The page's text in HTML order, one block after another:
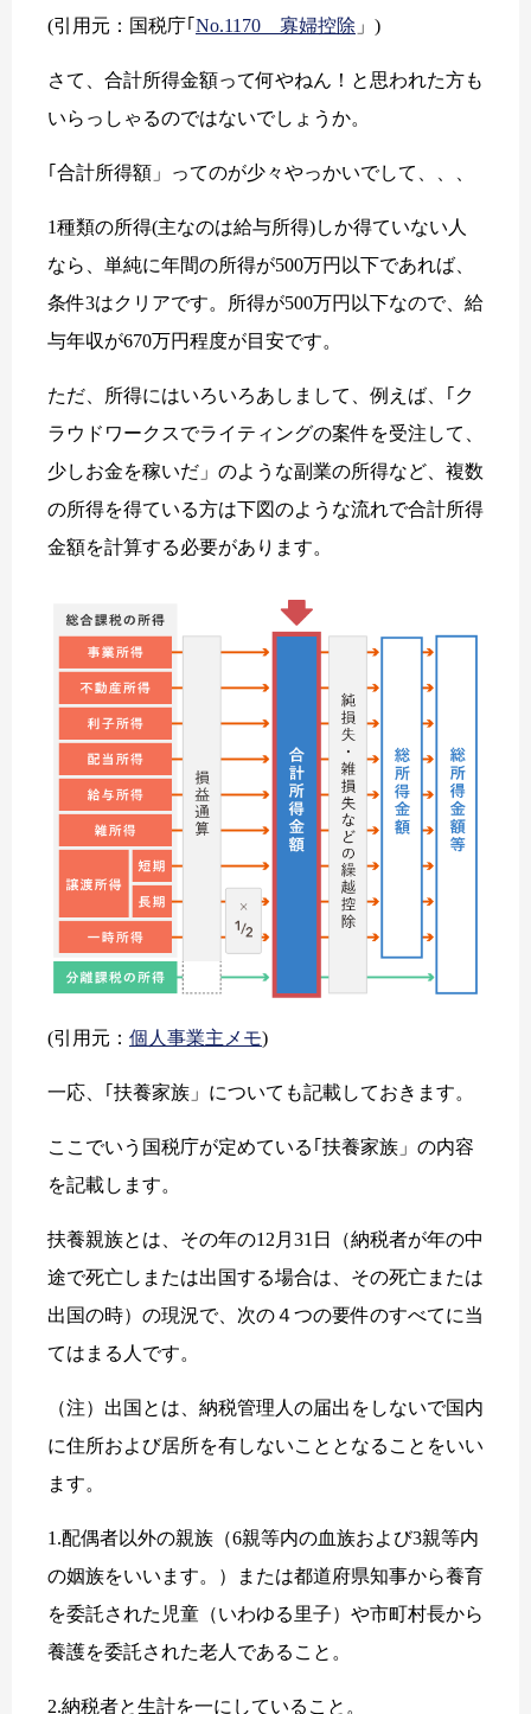
(引用元：国税庁｢ No.1170 寡婦控除 」)
さて、合計所得金額って何やねん！と思われた方も
いらっしゃるのではないでしょうか。
｢合計所得額」ってのが少々やっかいでして、、、
1種類の所得(主なのは給与所得)しか得ていない人
なら、単純に年間の所得が500万円以下であれば、
条件3はクリアです。所得が500万円以下なので、給
与年収が670万円程度が目安です。
ただ、所得にはいろいろあしまして、例えば、｢ク
ラウドワークスでライティングの案件を受注して、
少しお金を稼いだ」のような副業の所得など、複数
の所得を得ている方は下図のような流れで合計所得
金額を計算する必要があります。
(引用元： 個人事業主メモ)
一応、｢扶養家族」についても記載しておきます。
ここでいう国税庁が定めている｢扶養家族」の内容
を記載します。
扶養親族とは、その年の12月31日（納税者が年の中
途で死亡しまたは出国する場合は、その死亡または
出国の時）の現況で、次の４つの要件のすべてに当
てはまる人です。
（注）出国とは、納税管理人の届出をしないで国内
に住所および居所を有しないこととなることをいい
ます。
1.配偶者以外の親族（6親等内の血族および3親等内
の姻族をいいます。）または都道府県知事から養育
を委託された児童（いわゆる里子）や市町村長から
養護を委託された老人であること。
2.納税者と生計を一にしていること。